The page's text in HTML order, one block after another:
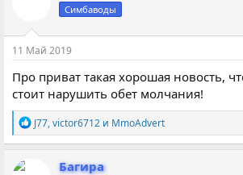
:
Симбаводы
11 Май 2019
Про приват такая хорошая новость,
стоит нарушить обет молчания!
Р
е
а
J77,victor6712 и MmoAdvert
Багира